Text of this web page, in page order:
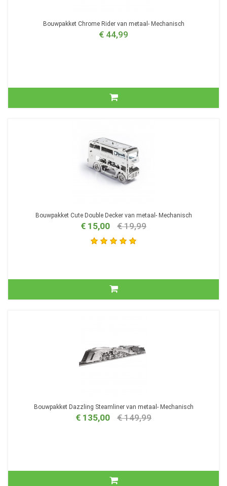
Bouwpakket Chrome Rider van metaal- Mechanisch
€ 44,99
Bouwpakket Cute Double Decker van metaal- Mechanisch
€ 15,00 € 19,99
Bouwpakket Dazzling Steamliner van metaal- Mechanisch
€ 135,00 € 149,99